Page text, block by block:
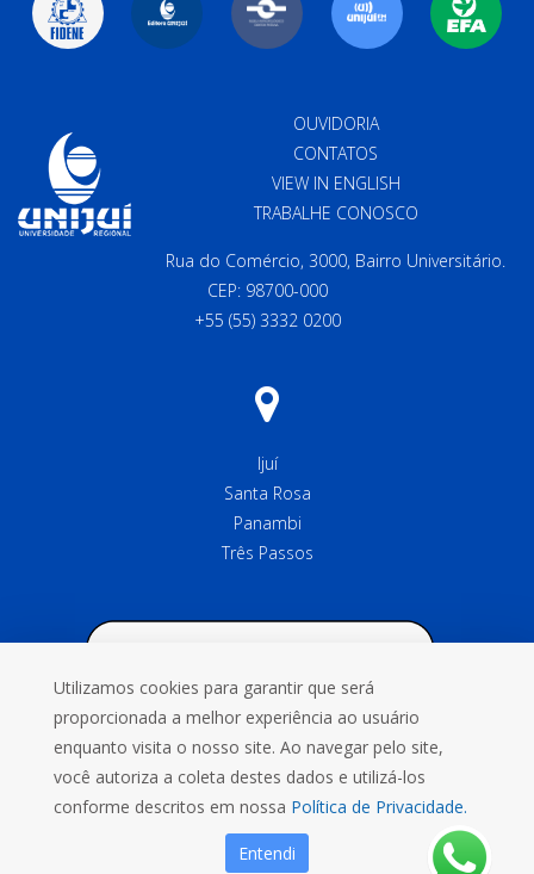
OUVIDORIA
CONTATOS
VIEW IN ENGLISH
TRABALHE CONOSCO
Rua do Comércio, 3000, Bairro Universitário.
CEP: 98700-000
+55 (55) 3332 0200
Ijuí
Santa Rosa
Panambi
Três Passos
Utilizamos cookies para garantir que será
proporcionada a melhor experiência ao usuário
enquanto visita o nosso site. Ao navegar pelo site,
você autoriza a coleta destes dados e utilizá-los
conforme descritos em nossa Política de Privacidade.
Entendi